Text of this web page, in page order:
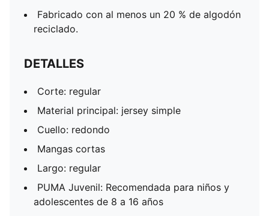
Fabricado con al menos un 20 % de algodón
reciclado.
DETALLES
Corte: regular
Material principal: jersey simple
Cuello: redondo
Mangas cortas
Largo: regular
PUMA Juvenil: Recomendada para niños y
adolescentes de 8 a 16 años